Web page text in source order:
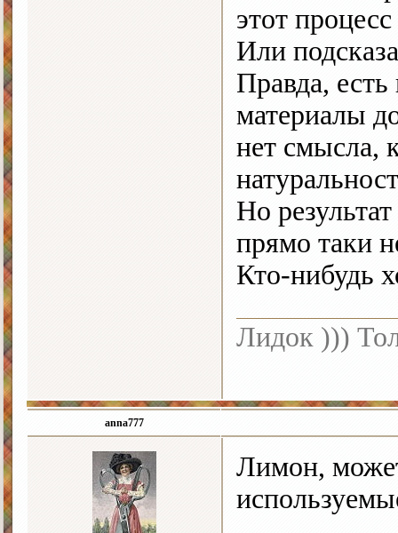
этот
Или
Правда,
материалы
нет смысла,
Но
прямо таки
Кто-нибудь
Лидок )))
anna777
Лимон,